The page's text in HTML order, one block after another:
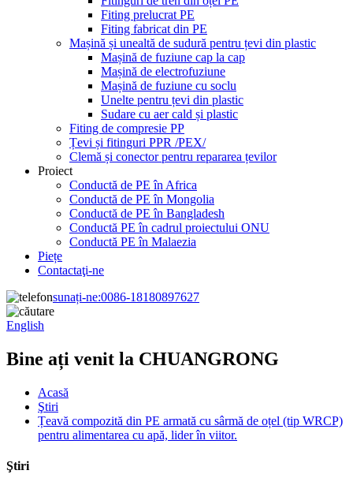
Fiting prelucrat PE
Fiting fabricat din PE
Mașină și unealtă de sudură pentru țevi din plastic
Mașină de fuziune cap la cap
Mașină de electrofuziune
Mașină de fuziune cu soclu
Unelte pentru țevi din plastic
Sudare cu aer cald și plastic
Fiting de compresie PP
Țevi și fitinguri PPR /PEX/
Clemă și conector pentru repararea țevilor
Proiect
Conductă de PE în Africa
Conductă de PE în Mongolia
Conductă de PE în Bangladesh
Conductă PE în cadrul proiectului ONU
Conductă PE în Malaezia
Piețe
Contactaţi-ne
sunați-ne:0086-18180897627
English
Bine ați venit la CHUANGRONG
Acasă
Ştiri
Țeavă compozită din PE armată cu sârmă de oțel (tip WRCP)
pentru alimentarea cu apă, lider în viitor.
Ştiri